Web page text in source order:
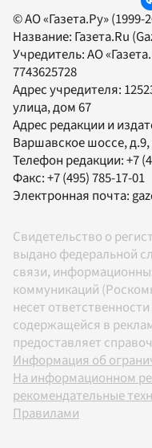
© АО «Газета.Ру»
Название: Газета.Ru
Учредитель:АО
7743625728
Адрес учредителя:
улица, дом 67
Адрес редакции и
Варшавское шоссе, д.9,
Телефон редакции:+7
Факс:+7 (495) 785-17-01
Электронная почта:
Свидетельство о
выдано федеральной
связи,
коммуникаций
несет
содержащейся в
предоставляет
Информация об
На информационном
рекомендательные
Правилами